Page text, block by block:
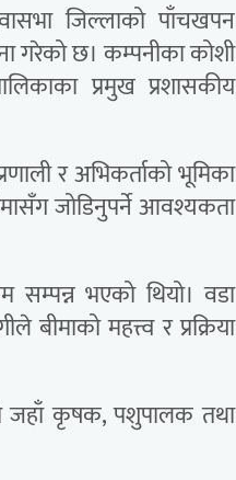
जिल्लाको पाँचखपन
गरेको छ। कम्पनीका कोशी
प्रमुख प्रशासकीय
र अभिकर्ताको भूमिका
जोडिनुपर्ने आवश्यकता
सम्पन्न भएको थियो। वडा
बीमाको महत्त्व र प्रक्रिया
जहाँ कृषक, पशुपालक तथा